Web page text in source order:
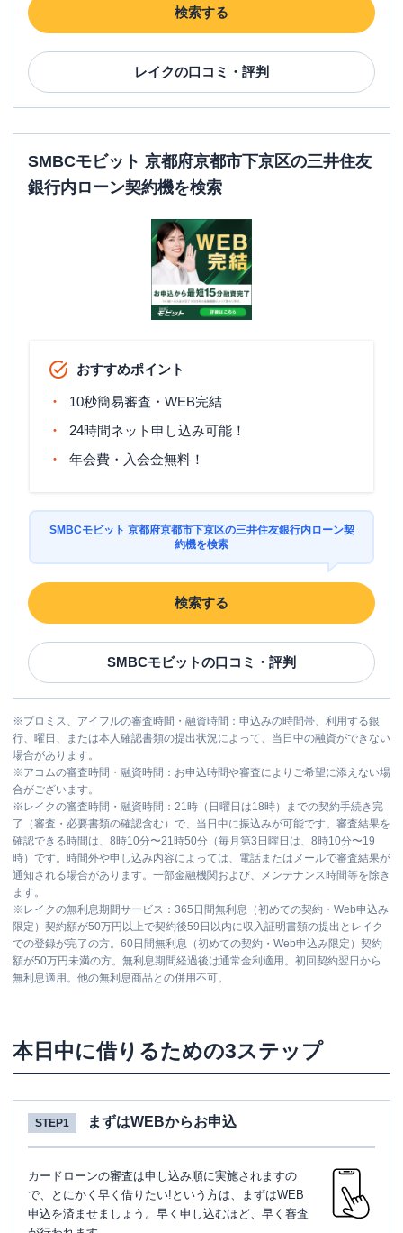
検索する
レイクの口コミ・評判
SMBCモビット 京都府京都市下京区の三井住友
銀行内ローン契約機を検索
おすすめポイント
10秒簡易審査・WEB完結
24時間ネット申し込み可能！
年会費・入会金無料！
SMBCモビット 京都府京都市下京区の三井住友銀行内ローン契
約機を検索
検索する
SMBCモビットの口コミ・評判
※プロミス、アイフルの審査時間・融資時間：申込みの時間帯、利用する銀
行、曜日、または本人確認書類の提出状況によって、当日中の融資ができない
場合があります。
※アコムの審査時間・融資時間：お申込時間や審査によりご希望に添えない場
合がございます。
※ レイクの審査時間・融資時間：21時（日曜日は18時）までの契約手続き完
了（審査・必要書類の確認含む）で、当日中に振込みが可能です。審査結果を
確認できる時間は、8時10分〜21時50分（毎月第3日曜日は、8時10分〜19
時）です。時間外や申し込み内容によっては、電話またはメールで審査結果が
通知される場合があります。一部金融機関および、メンテナンス時間等を除き
ます。
※ レイクの無利息期間サービス：365日間無利息（初めての契約・Web申込み
限定）契約額が50万円以上で契約後59日以内に収入証明書類の提出とレイク
での登録が完了の方。60日間無利息（初めての契約・Web申込み限定）契約
額が50万円未満の方。無利息期間経過後は通常金利適用。初回契約翌日から
無利息適用。他の無利息商品との併用不可。
本日中に借りるための3ステップ
STEP1 まずはWEBからお申込
カードローンの審査は申し込み順に実施されますの
で、とにかく早く借りたい!という方は、まずはWEB
申込を済ませましょう。早く申し込むほど、早く審査